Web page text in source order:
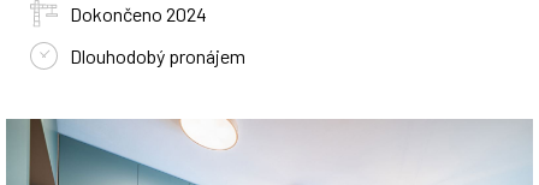
Dokončeno 2024
Dlouhodobý pronájem